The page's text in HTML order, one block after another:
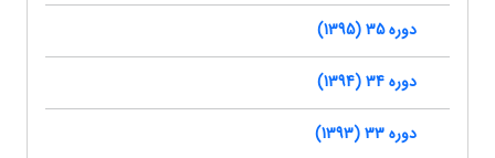
دوره 35 (1395)
دوره 34 (1394)
دوره 33 (1393)